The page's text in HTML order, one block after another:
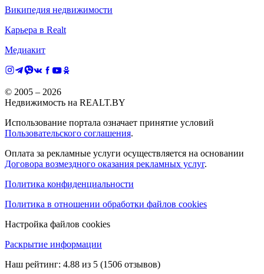
Википедия недвижимости
Карьера в Realt
Медиакит
© 2005 – 2026
Недвижимость на REALT.BY
Использование портала означает принятие условий
Пользовательского соглашения.
Оплата за рекламные услуги осуществляется на основании
Договора возмездного оказания рекламных услуг.
Политика конфиденциальности
Политика в отношении обработки файлов cookies
Настройка файлов cookies
Раскрытие информации
Наш рейтинг: 4.88 из 5 (1506 отзывов)